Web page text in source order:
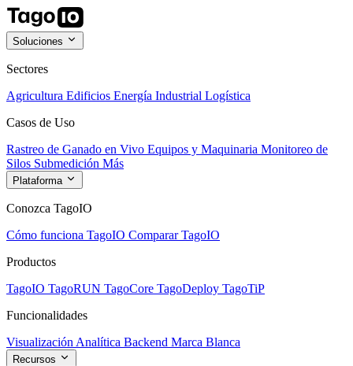
Soluciones
Sectores
Agricultura Edificios Energía Industrial Logística
Casos de Uso
Rastreo de Ganado en Vivo Equipos y Maquinaria Monitoreo de
Silos Submedición Más
Plataforma
Conozca TagoIO
Cómo funciona TagoIO Comparar TagoIO
Productos
TagoIO TagoRUN TagoCore TagoDeploy TagoTiP
Funcionalidades
Visualización Analítica Backend Marca Blanca
Recursos